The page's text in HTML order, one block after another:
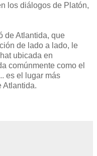
los diálogos de Platón,
de Atlantida, que
de lado a lado, le
ubicada en
comúnmente como el
es el lugar más
Atlantida.